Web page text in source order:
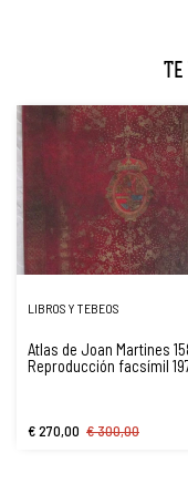
LIBROS Y TEBEOS
Atlas de Joan Martines
Reproducción facsímil
€ 270,00 € 300,00